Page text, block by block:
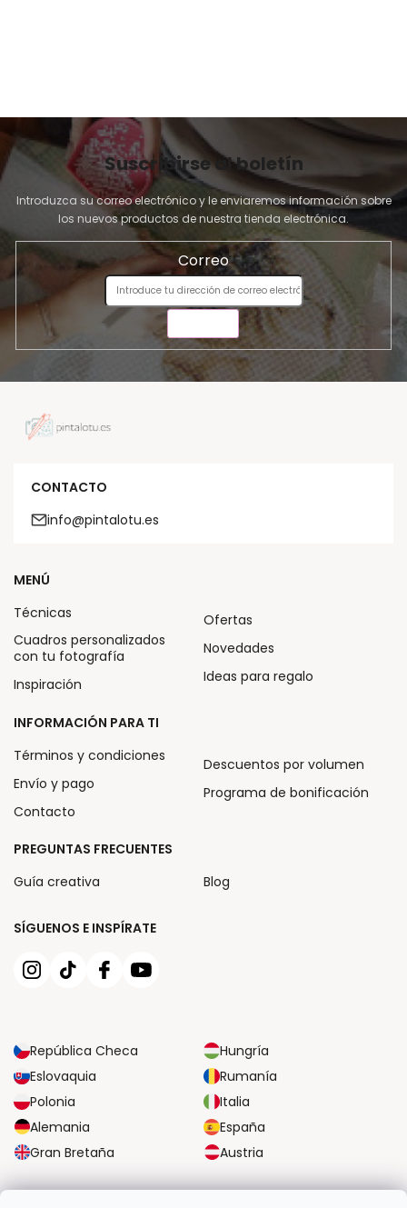
Suscribirse al boletín
Introduzca su correo electrónico y le enviaremos información sobre
los nuevos productos de nuestra tienda electrónica.
Correo
CONTACTO
info@pintalotu.es
SÍGUENOS E INSPÍRATE
República Checa
Hungría
Eslovaquia
Rumanía
Polonia
Italia
Alemania
España
Gran Bretaña
Austria
MENÚ
Técnicas
Cuadros personalizados
con tu fotografía
Inspiración
Ofertas
Novedades
Ideas para regalo
INFORMACIÓN PARA TI
Términos y condiciones
Envío y pago
Contacto
Descuentos por volumen
Programa de bonificación
PREGUNTAS FRECUENTES
Guía creativa
Blog